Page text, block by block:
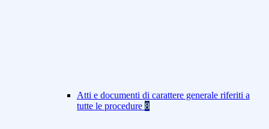
Atti e documenti di carattere generale riferiti a
tutte le procedure 8